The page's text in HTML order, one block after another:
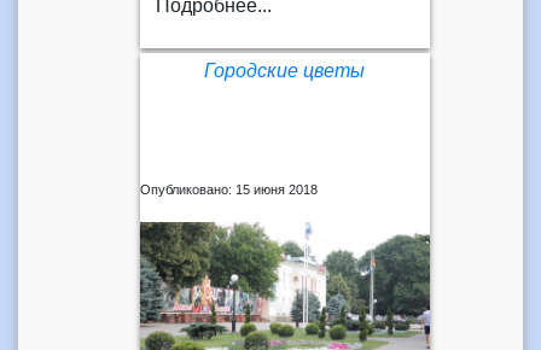
Подробнее...
Городские цветы
Опубликовано: 15 июня 2018